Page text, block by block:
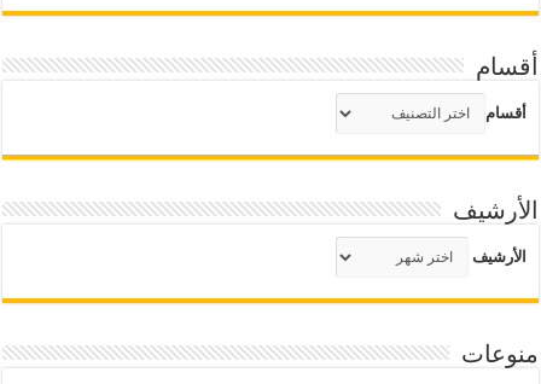
أقسام
أقسام
الأرشيف
الأرشيف
منوعات